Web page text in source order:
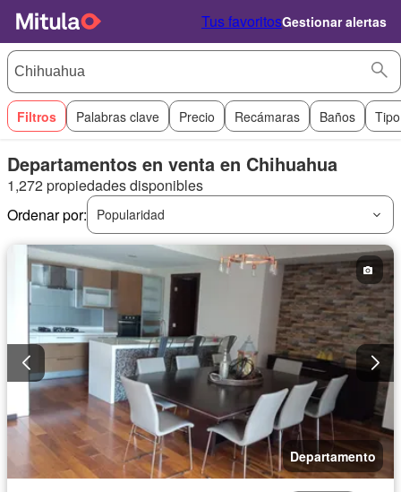
Tus favoritosGestionar alertas
Filtros Palabras clave Precio Recámaras Baños
Departamentos en venta en Chihuahua
1,272 propiedades disponibles
Ordenar por:
Popularidad
Departamento